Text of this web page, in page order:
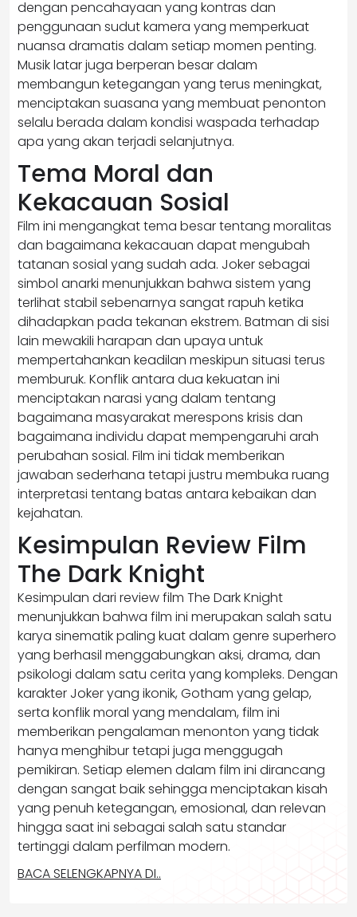
dengan pencahayaan yang kontras dan
penggunaan sudut kamera yang memperkuat
nuansa dramatis dalam setiap momen penting.
Musik latar juga berperan besar dalam
membangun ketegangan yang terus meningkat,
menciptakan suasana yang membuat penonton
selalu berada dalam kondisi waspada terhadap
apa yang akan terjadi selanjutnya.
Tema Moral dan
Kekacauan Sosial
Film ini mengangkat tema besar tentang moralitas
dan bagaimana kekacauan dapat mengubah
tatanan sosial yang sudah ada. Joker sebagai
simbol anarki menunjukkan bahwa sistem yang
terlihat stabil sebenarnya sangat rapuh ketika
dihadapkan pada tekanan ekstrem. Batman di sisi
lain mewakili harapan dan upaya untuk
mempertahankan keadilan meskipun situasi terus
memburuk. Konflik antara dua kekuatan ini
menciptakan narasi yang dalam tentang
bagaimana masyarakat merespons krisis dan
bagaimana individu dapat mempengaruhi arah
perubahan sosial. Film ini tidak memberikan
jawaban sederhana tetapi justru membuka ruang
interpretasi tentang batas antara kebaikan dan
kejahatan.
Kesimpulan Review Film
The Dark Knight
Kesimpulan dari review film The Dark Knight
menunjukkan bahwa film ini merupakan salah satu
karya sinematik paling kuat dalam genre superhero
yang berhasil menggabungkan aksi, drama, dan
psikologi dalam satu cerita yang kompleks. Dengan
karakter Joker yang ikonik, Gotham yang gelap,
serta konflik moral yang mendalam, film ini
memberikan pengalaman menonton yang tidak
hanya menghibur tetapi juga menggugah
pemikiran. Setiap elemen dalam film ini dirancang
dengan sangat baik sehingga menciptakan kisah
yang penuh ketegangan, emosional, dan relevan
hingga saat ini sebagai salah satu standar
tertinggi dalam perfilman modern.
BACA SELENGKAPNYA DI..